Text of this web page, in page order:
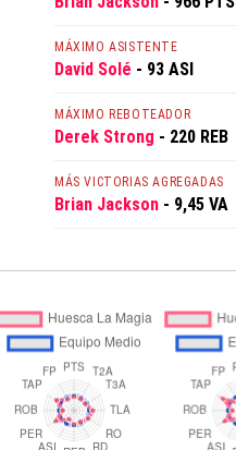
MÁXIMO ASISTENTE
David Solé - 93 ASI
MÁXIMO REBOTEADOR
Derek Strong - 220 REB
MÁS VICTORIAS AGREGADAS
Brian Jackson - 9,45 VA